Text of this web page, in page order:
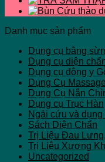
Danh mục sản phẩm
Dụng cụ bằng
Dụng cụ diện
Dụng cụ đông y
Dụng Cụ
Dụng Cụ Nắn
Dụng cụ Trục Hàn
Ngải cứu và
Sách Diện Chẩn
Trị Liệu Đau
Trị Liệu Xương
Uncategorized